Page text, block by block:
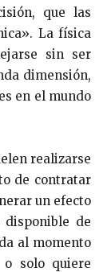
que las
La física
sin ser
dimensión,
en el mundo
realizarse
de contratar
un efecto
disponible de
al momento
o solo quiere